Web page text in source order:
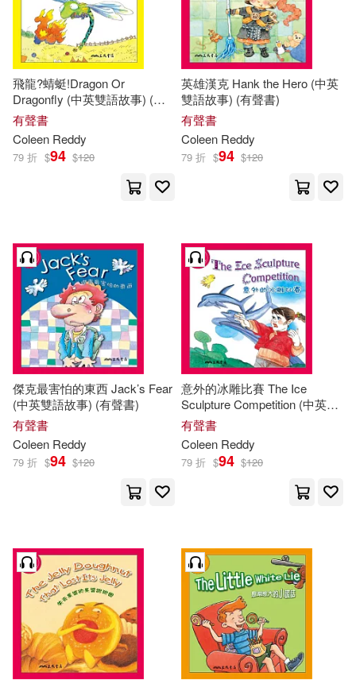
飛龍?蜻蜓!Dragon Or
Dragonfly (中英雙語故事) (有
聲書)
有聲書
Coleen Reddy
79 折 $94 $120
英雄漢克 Hank the Hero (中英
雙語故事) (有聲書)
有聲書
Coleen Reddy
79 折 $94 $120
傑克最害怕的東西 Jack’s Fear
(中英雙語故事) (有聲書)
有聲書
Coleen Reddy
79 折 $94 $120
意外的冰雕比賽 The Ice
Sculpture Competition (中英雙
語故事) (有聲書)
有聲書
Coleen Reddy
79 折 $94 $120